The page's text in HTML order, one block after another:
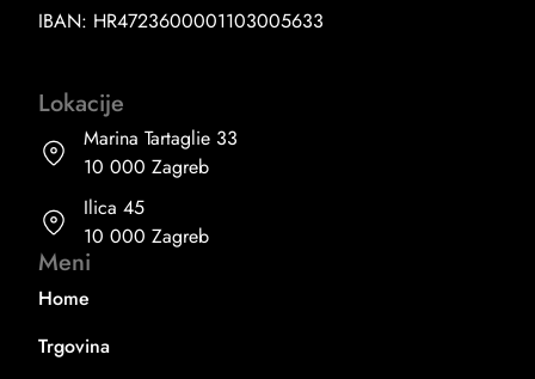
IBAN: HR4723600001103005633
Lokacije
Marina Tartaglie 33
10 000 Zagreb
Ilica 45
10 000 Zagreb
Meni
Home
Trgovina